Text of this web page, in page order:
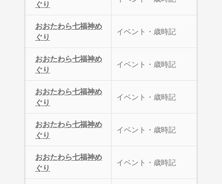
ぐり
おおたわら七福神め
ぐり
イベント・歳時記
おおたわら七福神め
ぐり
イベント・歳時記
おおたわら七福神め
ぐり
イベント・歳時記
おおたわら七福神め
ぐり
イベント・歳時記
おおたわら七福神め
ぐり
イベント・歳時記